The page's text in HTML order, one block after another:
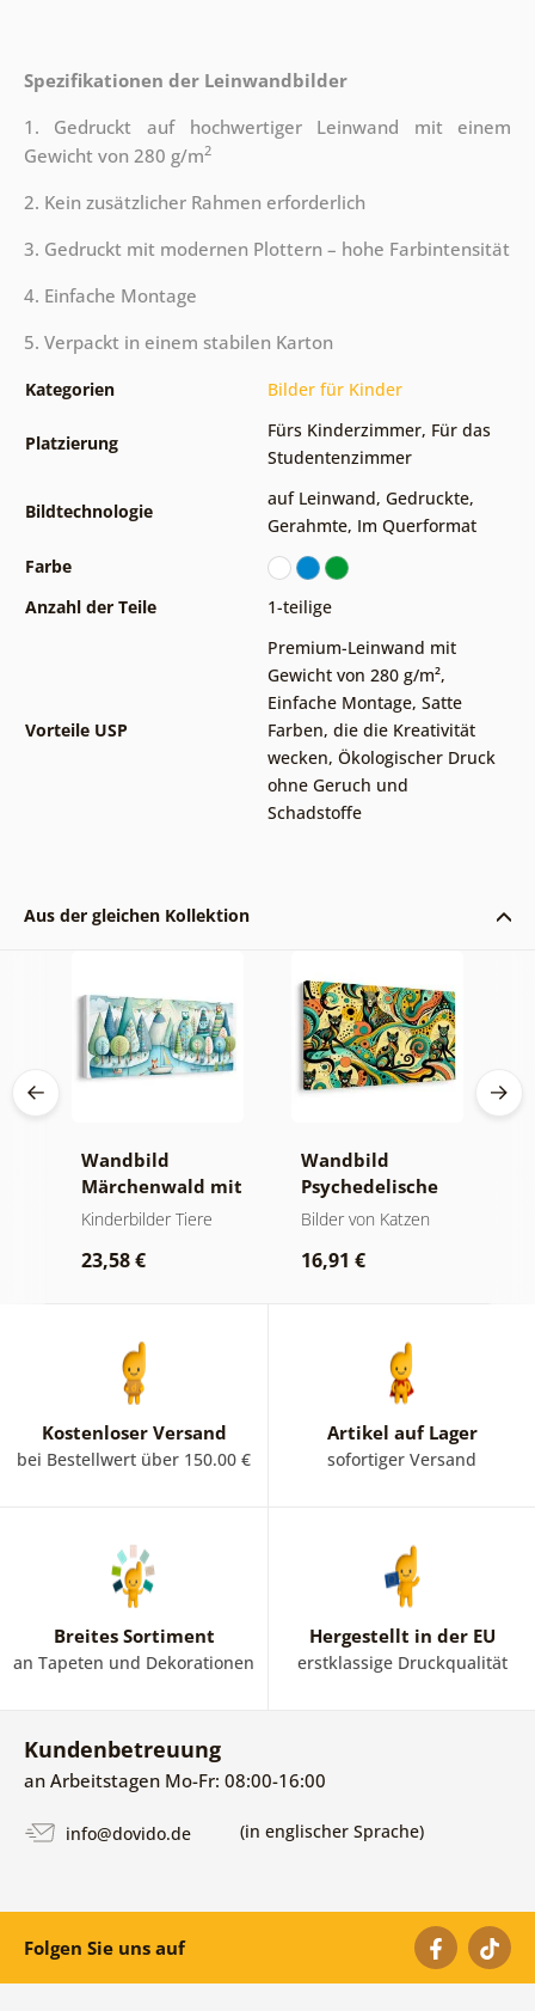
Spezifikationen der Leinwandbilder
1. Gedruckt auf hochwertiger Leinwand mit einem
Gewicht von 280 g/m2
2. Kein zusätzlicher Rahmen erforderlich
3. Gedruckt mit modernen Plottern – hohe Farbintensität
4. Einfache Montage
5. Verpackt in einem stabilen Karton
Kategorien Bilder für Kinder
Platzierung
Fürs Kinderzimmer, Für das
Studentenzimmer
Bildtechnologie
auf Leinwand, Gedruckte,
Gerahmte, Im Querformat
Farbe
Anzahl der Teile
1-teilige
Vorteile USP
Premium-Leinwand mit
Gewicht von 280 g/m²,
Einfache Montage, Satte
Farben, die die Kreativität
wecken, Ökologischer Druck
ohne Geruch und
Schadstoffe
Aus der gleichen Kollektion
Wandbild
Märchenwald mit
Fuchs und Eulen
Kinderbilder Tiere
23,58 €
Wandbild
Psychedelische
Katzen
Bilder von Katzen
16,91 €
Kostenloser Versand
bei Bestellwert über 150.00 €
Artikel auf Lager
sofortiger Versand
Breites Sortiment
an Tapeten und Dekorationen
Hergestellt in der EU
erstklassige Druckqualität
Kundenbetreuung
an Arbeitstagen Mo-Fr: 08:00-16:00
info@dovido.de (in englischer Sprache)
Folgen Sie uns auf